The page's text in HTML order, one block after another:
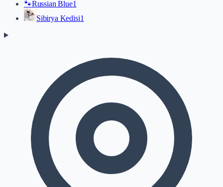
🐾Russian Blue1
Sibirya Kedisi1